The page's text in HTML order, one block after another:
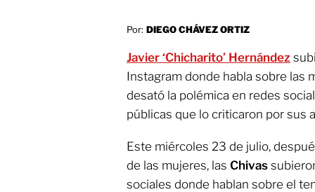
Por: DIEGO CHÁVEZ ORTIZ
Javier ‘Chicharito’ Hernández
Instagram donde habla sobre las
desató la polémica en redes
públicas que lo criticaron por sus
Este miércoles 23 de julio,
de las mujeres, las Chivas
sociales donde hablan sobre el